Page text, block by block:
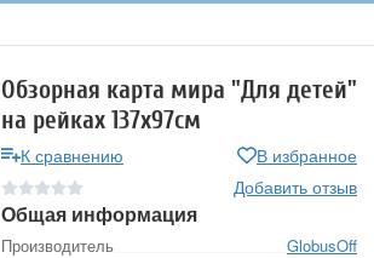
Обзорная карта мира "Для детей"
на рейках 137х97см
К сравнению
В избранное
Добавить отзыв
Общая информация
Производитель
GlobusOff